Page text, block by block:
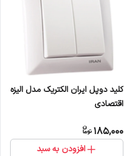
کلید دوپل ایران الکتریک مدل الیزه
اقتصادی
185,000
افزودن به سبد